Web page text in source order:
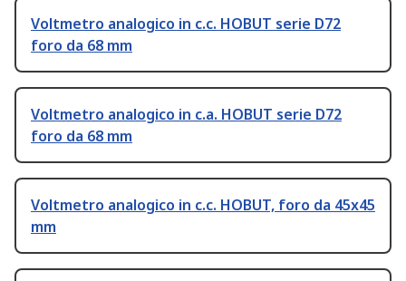
Voltmetro analogico in c.c. HOBUT serie D72
foro da 68 mm
Voltmetro analogico in c.a. HOBUT serie D72
foro da 68 mm
Voltmetro analogico in c.c. HOBUT, foro da 45x45
mm